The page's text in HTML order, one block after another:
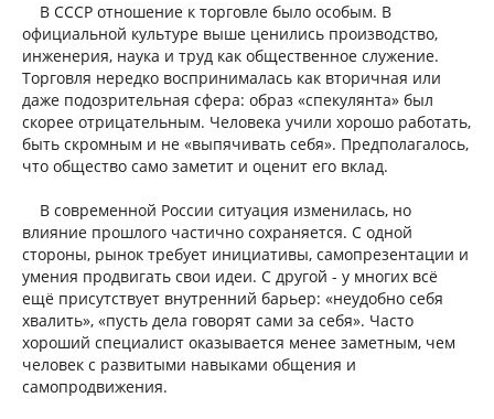
В СССР отношение к торговле было особым. В
официальной культуре выше ценились производство,
инженерия, наука и труд как общественное служение.
Торговля нередко воспринималась как вторичная или
даже подозрительная сфера: образ «спекулянта» был
скорее отрицательным. Человека учили хорошо работать,
быть скромным и не «выпячивать себя». Предполагалось,
что общество само заметит и оценит его вклад.
В современной России ситуация изменилась, но
влияние прошлого частично сохраняется. С одной
стороны, рынок требует инициативы, самопрезентации и
умения продвигать свои идеи. С другой - у многих всё
ещё присутствует внутренний барьер: «неудобно себя
хвалить», «пусть дела говорят сами за себя». Часто
хороший специалист оказывается менее заметным, чем
человек с развитыми навыками общения и
самопродвижения.